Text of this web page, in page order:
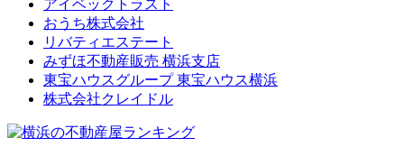
アイベックトラスト
おうち株式会社
リバティエステート
みずほ不動産販売 横浜支店
東宝ハウスグループ 東宝ハウス横浜
株式会社クレイドル